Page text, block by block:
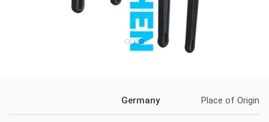
Place of Origin
Germany